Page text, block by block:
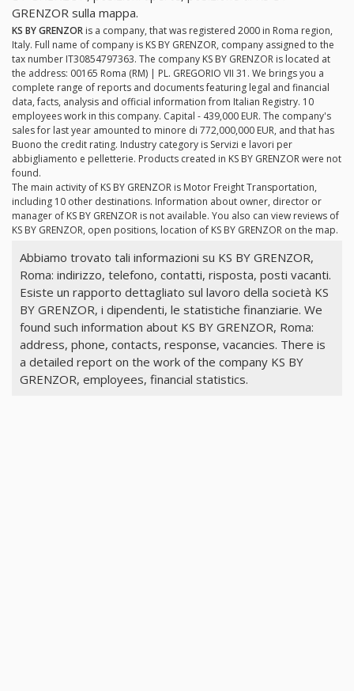
GRENZOR sulla mappa.
KS BY GRENZOR is a company, that was registered 2000 in Roma region,
Italy. Full name of company is KS BY GRENZOR, company assigned to the
tax number IT30854797363. The company KS BY GRENZOR is located at
the address: 00165 Roma (RM) | PL. GREGORIO VII 31. We brings you a
complete range of reports and documents featuring legal and financial
data, facts, analysis and official information from Italian Registry. 10
employees work in this company. Capital - 439,000 EUR. The company's
sales for last year amounted to minore di 772,000,000 EUR, and that has
Buono the credit rating. Industry category is Servizi e lavori per
abbigliamento e pelletterie. Products created in KS BY GRENZOR were not
found.
The main activity of KS BY GRENZOR is Motor Freight Transportation,
including 10 other destinations. Information about owner, director or
manager of KS BY GRENZOR is not available. You also can view reviews of
KS BY GRENZOR, open positions, location of KS BY GRENZOR on the map.
Abbiamo trovato tali informazioni su KS BY GRENZOR,
Roma: indirizzo, telefono, contatti, risposta, posti vacanti.
Esiste un rapporto dettagliato sul lavoro della società KS
BY GRENZOR, i dipendenti, le statistiche finanziarie. We
found such information about KS BY GRENZOR, Roma:
address, phone, contacts, response, vacancies. There is
a detailed report on the work of the company KS BY
GRENZOR, employees, financial statistics.